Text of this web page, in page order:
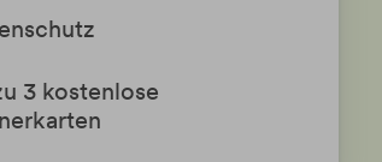
3 kostenlose